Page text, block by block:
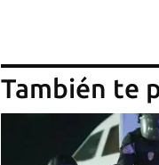
También te